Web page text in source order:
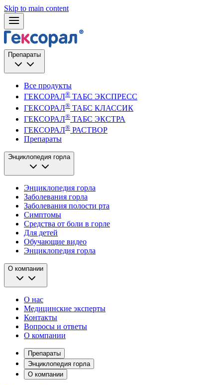
Skip to main content
Препараты
Все продукты
ГЕКСОРАЛ® ТАБС ЭКСПРЕСС
ГЕКСОРАЛ® ТАБС КЛАССИК
ГЕКСОРАЛ® ТАБС ЭКСТРА
ГЕКСОРАЛ® РАСТВОР
Препараты
Энциклопедия горла
Энциклопедия горла
Заболевания горла
Заболевания полости рта
Симптомы
Средства от боли в горле
Для детей
Обучающие видео
Энциклопедия горла
О компании
О нас
Медицинские эксперты
Контакты
Вопросы и ответы
О компании
Препараты
Энциклопедия горла
О компании